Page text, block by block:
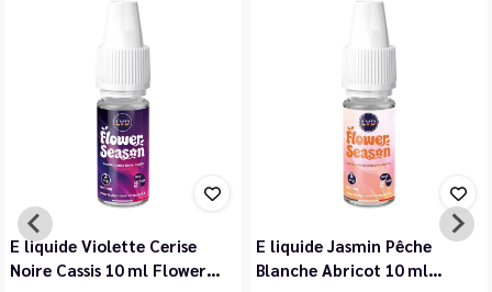
E liquide Violette Cerise
Noire Cassis 10 ml Flower…
E liquide Jasmin Pêche
Blanche Abricot 10 ml…